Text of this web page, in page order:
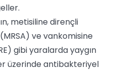
metisiline dirençli
ve vankomisine
gibi yaralarda yaygın
üzerinde antibakteriyel